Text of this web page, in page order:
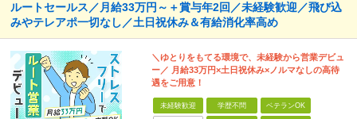
ルートセールス／月給33万円～＋賞与年2回／未経験歓迎／飛び込
みやテレアポ一切なし／土日祝休み＆有給消化率高め
＼ゆとりをもてる環境で、未経験から営業デビュ
ー／ 月給33万円×土日祝休み×ノルマなしの高待
遇をご用意！
未経験歓迎 学歴不問 ベテランOK